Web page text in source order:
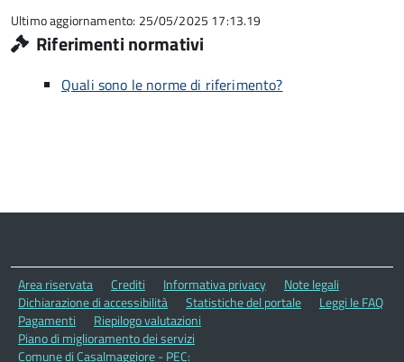
Ultimo aggiornamento: 25/05/2025 17:13.19
Riferimenti normativi
Quali sono le norme di riferimento?
Area riservata Crediti Informativa privacy
Note legali
Dichiarazione di accessibilità
Statistiche del portale
Leggi le FAQ
Pagamenti
Riepilogo valutazioni
Piano di miglioramento dei servizi
Comune di Casalmaggiore - PEC: